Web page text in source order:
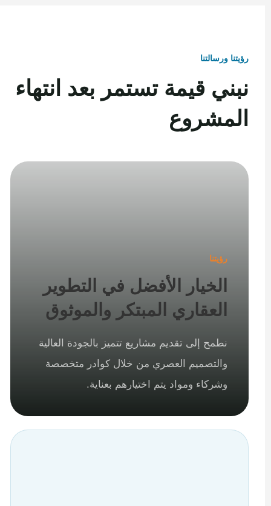
رؤيتنا ورسالتنا
نبني قيمة تستمر بعد انتهاء
المشروع
رؤيتنا
الخيار الأفضل في التطوير
العقاري المبتكر والموثوق
نطمح إلى تقديم مشاريع تتميز بالجودة العالية
والتصميم العصري من خلال كوادر متخصصة
وشركاء ومواد يتم اختيارهم بعناية.